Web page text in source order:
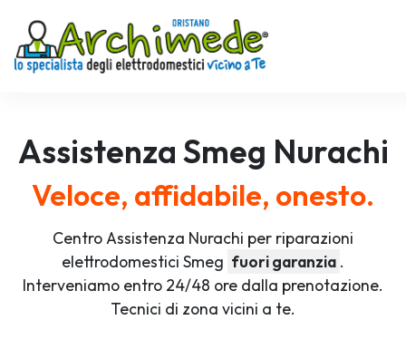
Assistenza Smeg Nurachi
Veloce, affidabile, onesto.
Centro Assistenza Nurachi per riparazioni
elettrodomestici Smeg fuori garanzia .
Interveniamo entro 24/48 ore dalla prenotazione.
Tecnici di zona vicini a te.